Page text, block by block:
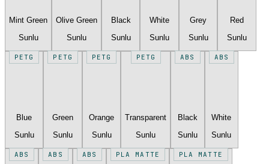
Mint Green
Sunlu
Olive Green
Sunlu
Black
Sunlu
White
Sunlu
Grey
Sunlu
Red
Sunlu
PETG
Blue
Sunlu
PETG
Green
Sunlu
PETG
Orange
Sunlu
PETG
Transparent
Sunlu
ABS
Black
Sunlu
ABS
White
Sunlu
ABS ABS ABS PLA MATTE PLA MATTE